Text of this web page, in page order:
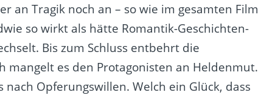
an Tragik noch an – so wie im gesamten Film
so wirkt als hätte Romantik-Geschichten-
Bis zum Schluss entbehrt die
mangelt es den Protagonisten an Heldenmut.
Opferungswillen. Welch ein Glück, dass